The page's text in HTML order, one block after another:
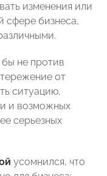
изменения или
сфере бизнеса,
не против
от
ситуацию,
и возможных
серьезных
усомнился, что